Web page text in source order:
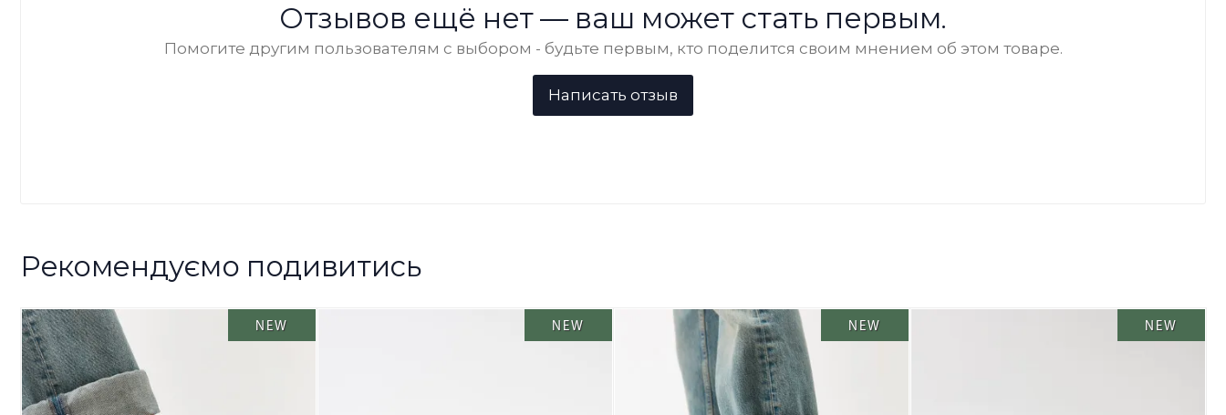
Отзывов ещё нет — ваш может стать первым.
Помогите другим пользователям с выбором - будьте первым, кто поделится своим мнением об этом товаре.
Рекомендуємо подивитись
NEW NEW NEW NEW